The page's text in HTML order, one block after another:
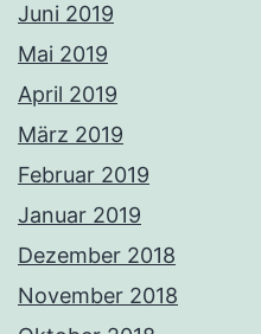
Juni 2019
Mai 2019
April 2019
März 2019
Februar 2019
Januar 2019
Dezember 2018
November 2018